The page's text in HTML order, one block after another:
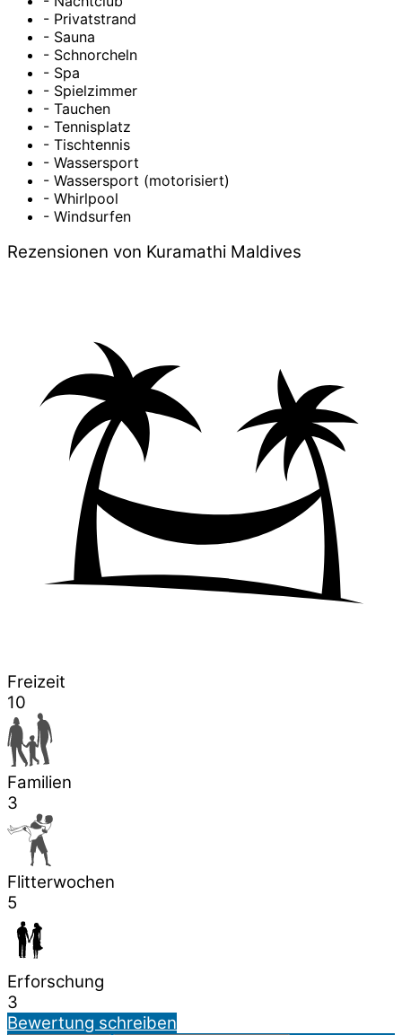
- Privatstrand
- Sauna
- Schnorcheln
- Spa
- Spielzimmer
- Tauchen
- Tennisplatz
- Tischtennis
- Wassersport
- Wassersport (motorisiert)
- Whirlpool
- Windsurfen
Rezensionen von Kuramathi Maldives
Freizeit
10
Familien
3
Flitterwochen
5
Erforschung
3
Bewertung schreiben